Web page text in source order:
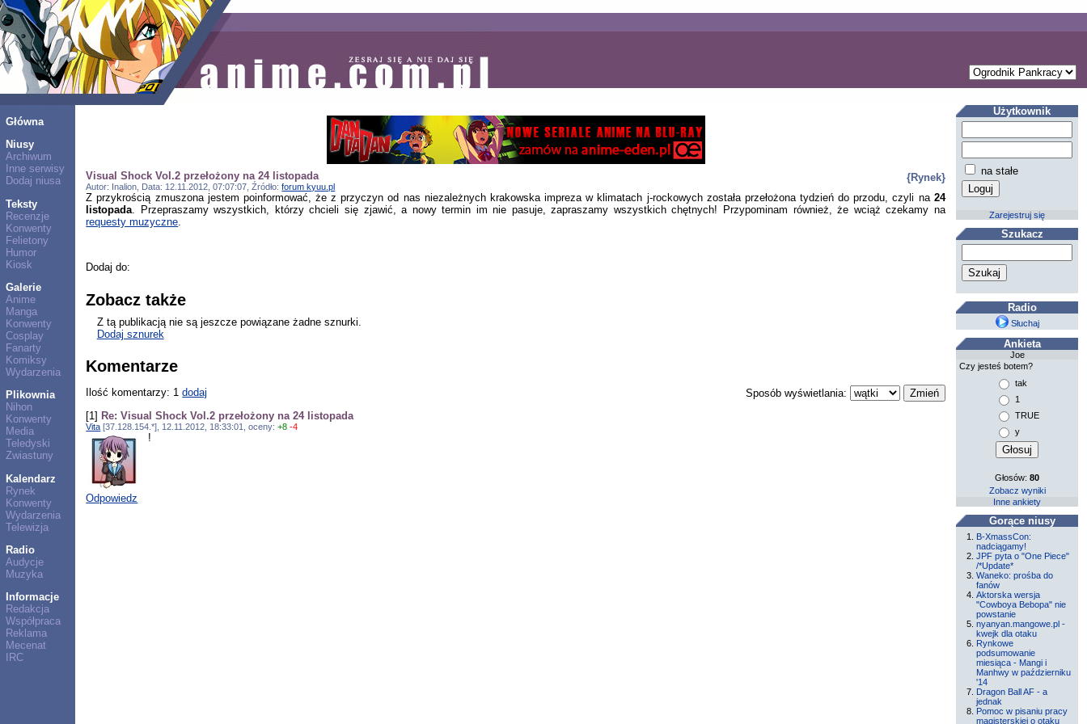
Główna
Niusy
Archiwum
Inne serwisy
Dodaj niusa
Teksty
Recenzje
Konwenty
Felietony
Humor
Kiosk
Galerie
Anime
Manga
Konwenty
Cosplay
Fanarty
Komiksy
Wydarzenia
Plikownia
Nihon
Konwenty
Media
Teledyski
Zwiastuny
Kalendarz
Rynek
Konwenty
Wydarzenia
Telewizja
Radio
Audycje
Muzyka
Informacje
Redakcja
Współpraca
Reklama
Mecenat
IRC
{Rynek}
Visual Shock Vol.2 przełożony na 24 listopada
Autor: Inalion, Data: 12.11.2012, 07:07:07, Źródło:forum kyuu.pl
Z przykrością zmuszona jestem poinformować, że z przyczyn od nas niezależnych krakowska impreza w klimatach j-rockowych została przełożona tydzień do przodu, czyli na 24
listopada . Przepraszamy wszystkich, którzy chcieli się zjawić, a nowy termin im nie pasuje, zapraszamy wszystkich chętnych! Przypominam również, że wciąż czekamy na
requesty muzyczne
Dodaj do:
Zobacz także
Z tą publikacją nie są jeszcze powiązane żadne sznurki.
Dodaj sznurek
Komentarze
Sposób wyświetlania:
Ilość komentarzy: 1dodaj
[1] Re: Visual Shock Vol.2 przełożony na 24 listopada
Vita [37.128.154.*], 12.11.2012, 18:33:01, oceny:+8 -4
!
Odpowiedz
Użytkownik
na stałe
Zarejestruj się
Szukacz
Radio
Słuchaj
Ankieta
Joe
Czy jesteś botem?
tak
1
TRUE
y
Głosów:80
Zobacz wyniki
Inne ankiety
Gorące niusy
B-XmassCon:
nadciągamy!
JPF pyta o "One Piece"
/*Update*
Waneko: prośba do
fanów
Aktorska wersja
"Cowboya Bebopa" nie
powstanie
nyanyan.mangowe.pl -
kwejk dla otaku
Rynkowe
podsumowanie
miesiąca - Mangi i
Manhwy w październiku
'14
Dragon Ball AF - a
jednak
Pomoc w pisaniu pracy
magisterskiej o otaku